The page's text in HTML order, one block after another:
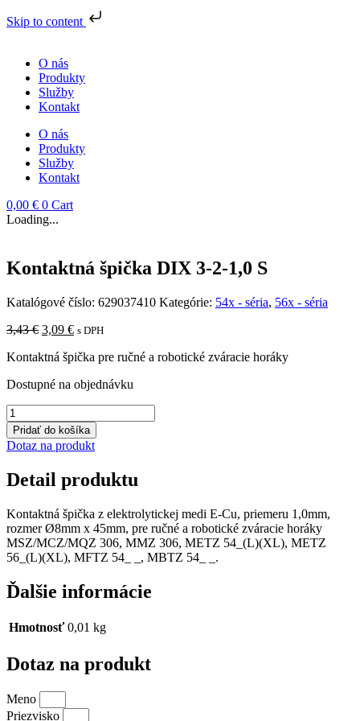
Skip to content
obsah
O nás
Produkty
Služby
Kontakt
O nás
Produkty
Služby
Kontakt
0,00 € 0 Cart
Loading...
Kontaktná špička DIX 3-2-1,0 S
Katalógové číslo: 629037410 Kategórie: 54x - séria, 56x - séria
3,43€ Pôvodná
bola:
3,09 €Aktuálna
je:
s DPH
Kontaktná špička pre ručné a robotické zváracie horáky
Dostupné na objednávku
množstvo
Kontaktná
špička
DIX
2-
S
Pridať do košíka
Dotaz na produkt
Detail produktu
Kontaktná špička z elektrolytickej medi E-Cu, priemeru 1,0mm,
rozmer Ø8mm x 45mm, pre ručné a robotické zváracie horáky
MSZ/MCZ/MQZ 306, MMZ 306, METZ 54_(L)(XL), METZ
56_(L)(XL), MFTZ 54_ _, MBTZ 54_ _.
Ďalšie informácie
Hmotnosť 0,01 kg
Dotaz na produkt
Meno
Priezvisko